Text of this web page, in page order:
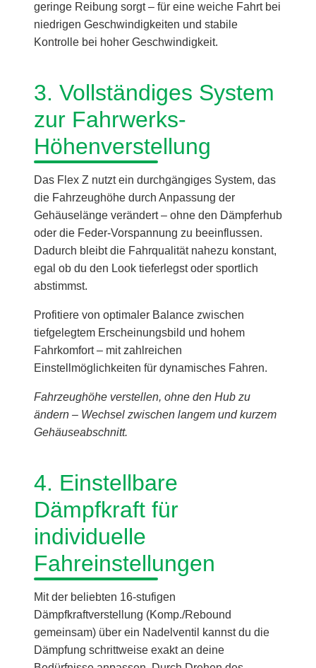
geringe Reibung sorgt – für eine weiche Fahrt bei
niedrigen Geschwindigkeiten und stabile
Kontrolle bei hoher Geschwindigkeit.
3. Vollständiges System
zur Fahrwerks-
Höhenverstellung
Das Flex Z nutzt ein durchgängiges System, das
die Fahrzeughöhe durch Anpassung der
Gehäuselänge verändert – ohne den Dämpferhub
oder die Feder-Vorspannung zu beeinflussen.
Dadurch bleibt die Fahrqualität nahezu konstant,
egal ob du den Look tieferlegst oder sportlich
abstimmst.
Profitiere von optimaler Balance zwischen
tiefgelegtem Erscheinungsbild und hohem
Fahrkomfort – mit zahlreichen
Einstellmöglichkeiten für dynamisches Fahren.
Fahrzeughöhe verstellen, ohne den Hub zu
ändern – Wechsel zwischen langem und kurzem
Gehäuseabschnitt.
4. Einstellbare
Dämpfkraft für
individuelle
Fahreinstellungen
Mit der beliebten 16-stufigen
Dämpfkraftverstellung (Komp./Rebound
gemeinsam) über ein Nadelventil kannst du die
Dämpfung schrittweise exakt an deine